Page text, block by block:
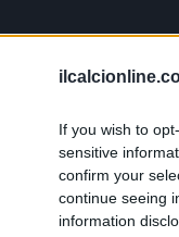
If you wish to
sensitive
confirm your
continue seeing
information